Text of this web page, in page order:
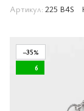
Артикул: 225 B4S
−35%
6